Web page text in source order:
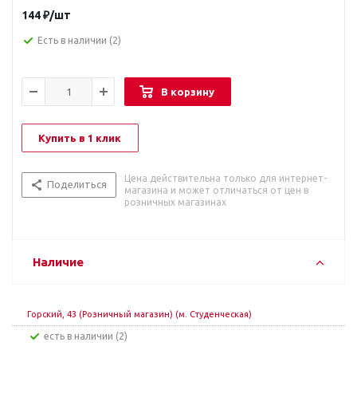
144₽/шт
Есть в наличии (2)
В корзину
Купить в 1 клик
Поделиться
Цена действительна только для интернет-
магазина и может отличаться от цен в
розничных магазинах
Наличие
Горский, 43 (Розничный магазин) (м. Студенческая)
Есть в наличии (2)